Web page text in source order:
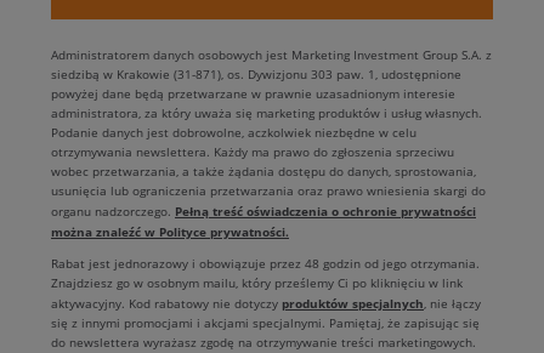
Administratorem danych osobowych jest Marketing Investment Group S.A. z
siedzibą w Krakowie (31-871), os. Dywizjonu 303 paw. 1, udostępnione
powyżej dane będą przetwarzane w prawnie uzasadnionym interesie
administratora, za który uważa się marketing produktów i usług własnych.
Podanie danych jest dobrowolne, aczkolwiek niezbędne w celu
otrzymywania newslettera. Każdy ma prawo do zgłoszenia sprzeciwu
wobec przetwarzania, a także żądania dostępu do danych, sprostowania,
usunięcia lub ograniczenia przetwarzania oraz prawo wniesienia skargi do
organu nadzorczego. Pełną treść oświadczenia o ochronie prywatności
można znaleźć w Polityce prywatności.
Rabat jest jednorazowy i obowiązuje przez 48 godzin od jego otrzymania.
Znajdziesz go w osobnym mailu, który prześlemy Ci po kliknięciu w link
aktywacyjny. Kod rabatowy nie dotyczy produktów specjalnych, nie łączy
się z innymi promocjami i akcjami specjalnymi. Pamiętaj, że zapisując się
do newslettera wyrażasz zgodę na otrzymywanie treści marketingowych.